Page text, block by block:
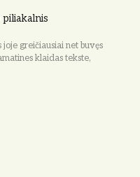
greičiausiai net buvęs
klaidas tekste,